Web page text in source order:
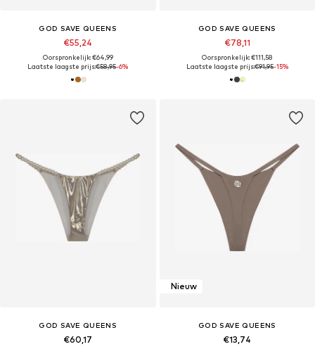
GOD SAVE QUEENS
€55,24
Oorspronkelijk: €64,99
Laatste laagste prijs:€58,95-6%
GOD SAVE QUEENS
€78,11
Oorspronkelijk: €111,58
Laatste laagste prijs:€91,95-15%
GOD SAVE QUEENS
€60,17
Nieuw
GOD SAVE QUEENS
€13,74